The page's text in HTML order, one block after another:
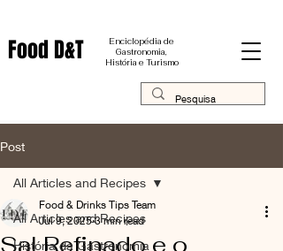
Food D&T
Enciclopédia de
Gastronomia,
História e Turismo
Post
All Articles and Recipes
História da Gastronomia
All Articles and Recipes
Sal Refinado e o
Food & Drinks Tips Team
Jul 9, 2025 3 min read